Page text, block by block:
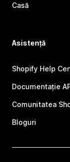
Casă
Asistență
Shopify Help
Documentație
Comunitatea
Bloguri